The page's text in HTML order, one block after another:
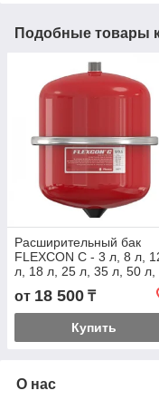
Подобные товары
Расширительный бак
FLEXCON C - 3 л, 8 л,
л, 18 л, 25 л, 35 л, 50 л,
от 18 500 ₸
Купить
О нас